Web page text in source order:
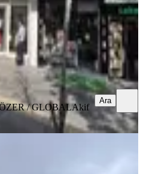
Özer
/ GLOBALAkif
Ara